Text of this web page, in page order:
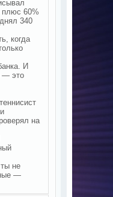
плюс 60%
340
когда
И
— это
на
не
—